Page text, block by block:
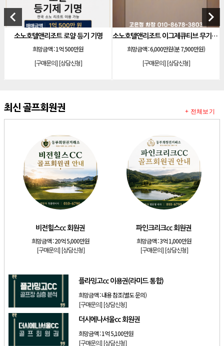
[리조트] 한화리조트 스위트 회원제 무기명
[리조트]소노 이그젝큐티브 회원제 무기명
소노호텔앤리조트 로얄 회원제 기명
소노호텔앤리조트 로얄 회원제 기명
[리조트]소노호텔앤리조트 골드 등기 기명
소노호텔앤리조트 스위트 등기 기명
[리조트] 소노호텔앤리조트 이그제큐티브 무기명 회원제
[골프]아시아나cc 회원권
발리오스cc 회원권 종류
소노호텔앤리조트 패밀리 등기 무기명
비전힐스cc 회원권
파인크리크cc 회원권
keyboard_arrow_left
조트 로얄 등기 기명
1억 500만원
소노호텔앤리조트 이그제큐티브 무기명 회원제
희망금액 : 6,000만원(분 7,900만원)
발리오스
희망금액 :
keyboard_arrow_right
최신 골프회원권
비전힐스cc 회원권
희망금액 :20억 5,000만원
[구매문의] [상담신청]
파인크리크cc 회원권
희망금액 :3억 1,000만원
[구매문의] [상담신청]
플라밍고cc 이용권(라미드 통합)
희망금액 :내용 참조(별도 문의)
[구매문의] [상담신청]
더시에나서울cc 회원권
희망금액 :1억 5,100만원
[구매문의] [상담신청]
+ 전체보기